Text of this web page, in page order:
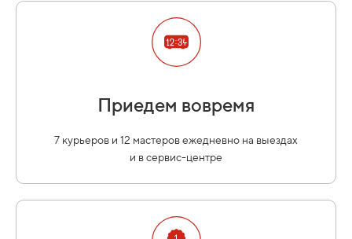
Приедем вовремя
7 курьеров и 12 мастеров ежедневно на выездах
и в сервис-центре